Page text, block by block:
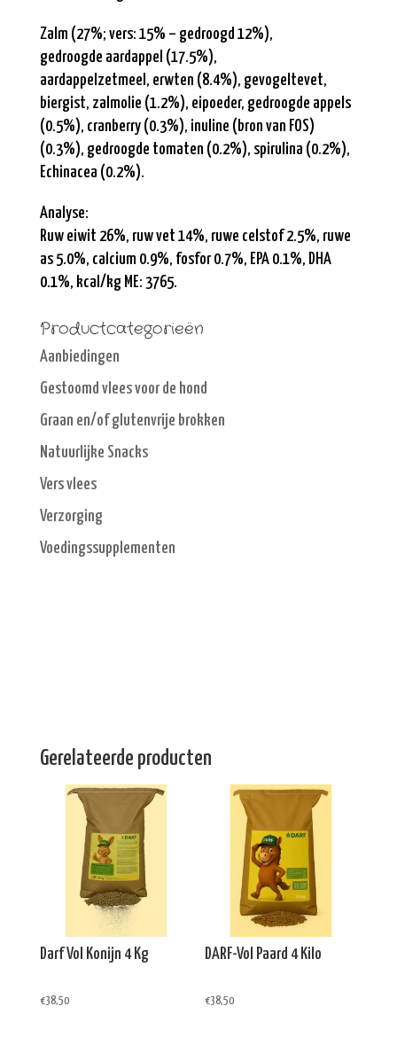
Zalm (27%; vers: 15% – gedroogd 12%),
gedroogde aardappel (17.5%),
aardappelzetmeel, erwten (8.4%), gevogeltevet,
biergist, zalmolie (1.2%), eipoeder, gedroogde appels
(0.5%), cranberry (0.3%), inuline (bron van FOS)
(0.3%), gedroogde tomaten (0.2%), spirulina (0.2%),
Echinacea (0.2%).
Analyse:
Ruw eiwit 26%, ruw vet 14%, ruwe celstof 2.5%, ruwe
as 5.0%, calcium 0.9%, fosfor 0.7%, EPA 0.1%, DHA
0.1%, kcal/kg ME: 3765.
Productcategorieën
Aanbiedingen
Gestoomd vlees voor de hond
Graan en/of glutenvrije brokken
Natuurlijke Snacks
Vers vlees
Verzorging
Voedingssupplementen
Gerelateerde producten
Darf Vol Konijn 4 Kg
€38,50
DARF-Vol Paard 4 Kilo
€38,50